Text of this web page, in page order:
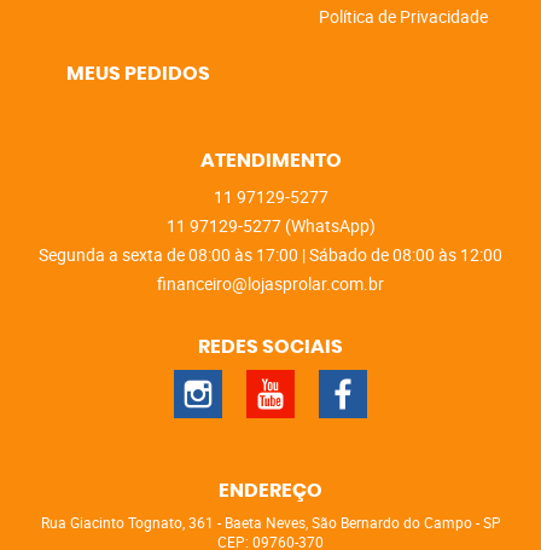
Política de Privacidade
MEUS PEDIDOS
ATENDIMENTO
11 97129-5277
11 97129-5277 (WhatsApp)
Segunda a sexta de 08:00 às 17:00 | Sábado de 08:00 às 12:00
financeiro@lojasprolar.com.br
REDES SOCIAIS
ENDEREÇO
Rua Giacinto Tognato, 361 - Baeta Neves, São Bernardo do Campo-SP
CEP: 09760-370